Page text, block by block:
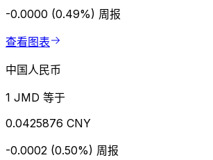
-0.0000 (0.49%) 周报
查看图表
中国人民币
1 JMD 等于
0.0425876 CNY
-0.0002 (0.50%) 周报